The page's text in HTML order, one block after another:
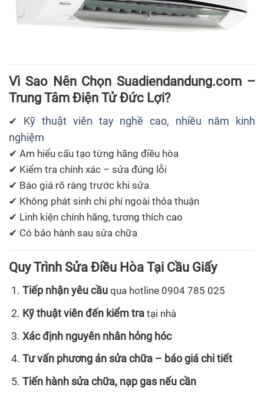
Vì Sao Nên Chọn Suadiendandung.com –
Trung Tâm Điện Tử Đức Lợi?
✔ Kỹ thuật viên tay nghề cao, nhiều năm kinh
nghiệm
✔ Am hiểu cấu tạo từng hãng điều hòa
✔ Kiểm tra chính xác – sửa đúng lỗi
✔ Báo giá rõ ràng trước khi sửa
✔ Không phát sinh chi phí ngoài thỏa thuận
✔ Linh kiện chính hãng, tương thích cao
✔ Có bảo hành sau sửa chữa
Quy Trình Sửa Điều Hòa Tại Cầu Giấy
Tiếp nhận yêu cầu qua hotline 0904 785 025
Kỹ thuật viên đến kiểm tra tại nhà
Xác định nguyên nhân hỏng hóc
Tư vấn phương án sửa chữa – báo giá chi tiết
Tiến hành sửa chữa, nạp gas nếu cần